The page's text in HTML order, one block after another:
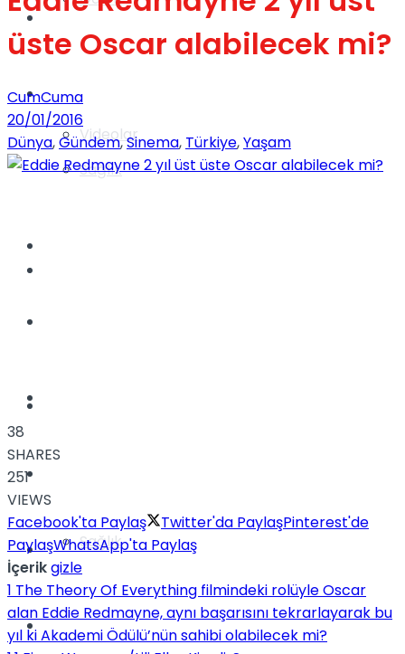
Videolar
Sağlık
Gündem
Yaşam
Sağlık
Müzik
Sinema
üste Oscar alabilecek mi?
CumCuma
20/01/2016
Dünya,Gündem,Sinema, Türkiye,Yaşam
38
SHARES
251
VIEWS
Facebook'ta Paylaş
Twitter'da PaylaşPinterest'de
PaylaşWhatsApp'ta Paylaş
İçerikgizle
1 The Theory Of Everything filmindeki rolüyle Oscar
alan Eddie Redmayne, aynı başarısını tekrarlayarak bu
yıl ki Akademi Ödülü’nün sahibi olabilecek mi?